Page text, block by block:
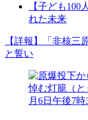
【子ども
れた未来
【詳報】「非核
と誓い